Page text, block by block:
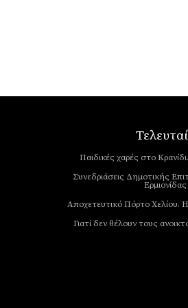
Παιδικές χαρές στο
Συνεδριάσεις Δημοτικής
Ερμιονίδας
Αποχετευτικό Πόρτο Χελίου.
Γιατί δεν θέλουν τους